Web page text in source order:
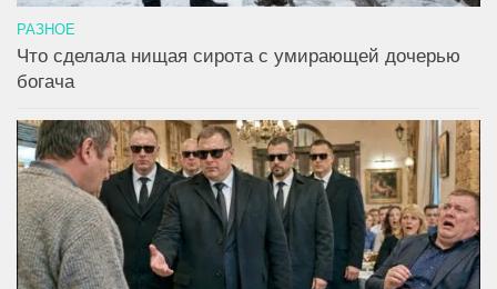
РАЗНОЕ
Что сделала нищая сирота с умирающей дочерью
богача